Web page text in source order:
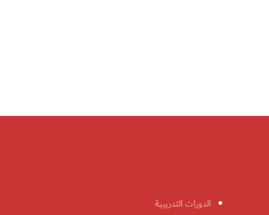
الدورات التدريبية